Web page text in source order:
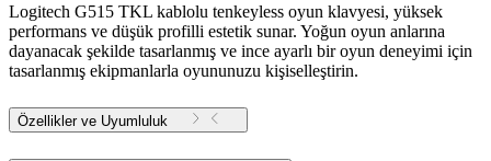
Logitech G515 TKL kablolu tenkeyless oyun klavyesi, yüksek
performans ve düşük profilli estetik sunar. Yoğun oyun anlarına
dayanacak şekilde tasarlanmış ve ince ayarlı bir oyun deneyimi için
tasarlanmış ekipmanlarla oyununuzu kişiselleştirin.
Özellikler ve Uyumluluk